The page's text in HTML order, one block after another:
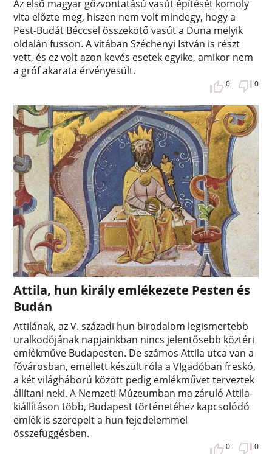
Az első magyar gőzvontatású vasút építését komoly
vita előzte meg, hiszen nem volt mindegy, hogy a
Pest-Budát Béccsel összekötő vasút a Duna melyik
oldalán fusson. A vitában Széchenyi István is részt
vett, és ez volt azon kevés esetek egyike, amikor nem
a gróf akarata érvényesült.
0 0
Attila, hun király emlékezete Pesten és
Budán
Attilának, az V. századi hun birodalom legismertebb
uralkodójának napjainkban nincs jelentősebb köztéri
emlékműve Budapesten. De számos Attila utca van a
fővárosban, emellett készült róla a VIgadóban freskó,
a két világháború között pedig emlékművet terveztek
állítani neki. A Nemzeti Múzeumban ma záruló Attila-
kiállításon több, Budapest történetéhez kapcsolódó
emlék is szerepelt a hun fejedelemmel
összefüggésben.
0 0